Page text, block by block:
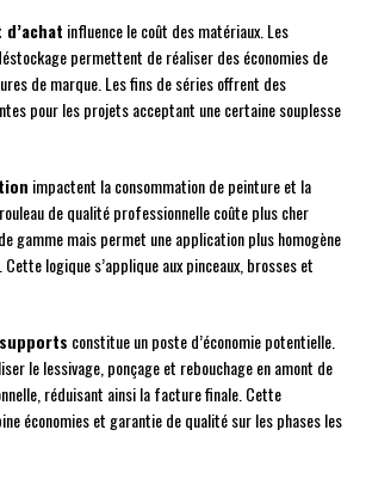
influence le coût des matériaux. Les
permettent de réaliser des économies de
de marque. Les fins de séries offrent des
pour les projets acceptant une certaine souplesse
impactent la consommation de peinture et la
de qualité professionnelle coûte plus cher
gamme mais permet une application plus homogène
logique s’applique aux pinceaux, brosses et
constitue un poste d’économie potentielle.
le lessivage, ponçage et rebouchage en amont de
réduisant ainsi la facture finale. Cette
économies et garantie de qualité sur les phases les